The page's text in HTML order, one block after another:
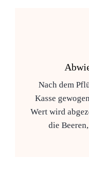
Nach dem
Kasse
Wert wird
die